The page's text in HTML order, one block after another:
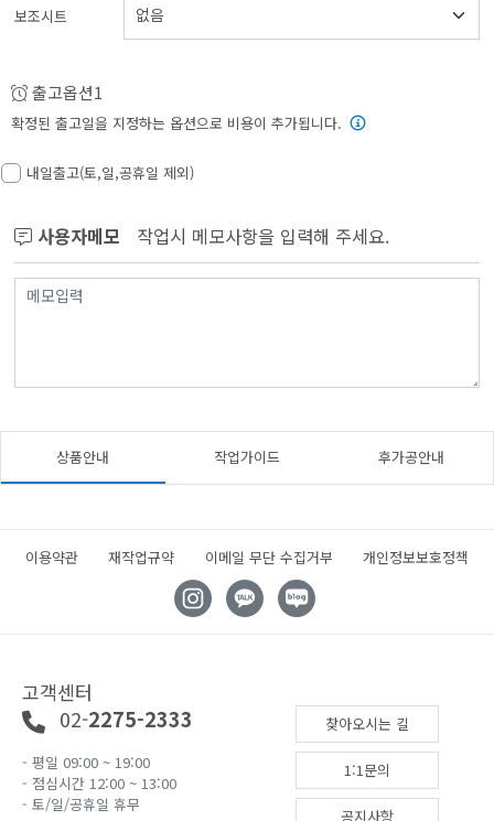
보조시트
출고옵션1
확정된 출고일을 지정하는 옵션으로 비용이 추가됩니다.
내일출고(토,일,공휴일 제외)
사용자메모 작업시 메모사항을 입력해 주세요.
상품안내 작업가이드 후가공안내
이용약관 재작업규약 이메일 무단 수집거부 개인정보보호정책
고객센터
02-2275-2333
- 평일 09:00 ~ 19:00
- 점심시간 12:00 ~ 13:00
- 토/일/공휴일 휴무
찾아오시는 길
1:1문의
공지사항